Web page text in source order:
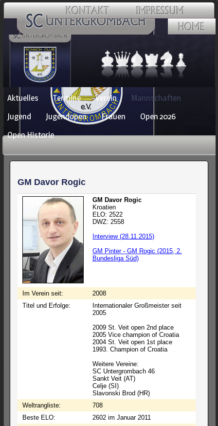
Navigation
überspringen
Aktuelles Termine Verein
Mannschaften
Jugend
Jugendopen Frauen
Open 2026
Open Historie
GM Davor Rogic
GM Davor Rogic
Kroatien
ELO: 2522
DWZ: 2558
Interview (28.11.2015)
GM Pinter - GM Rogic (2015, 2.
Bundesliga Süd)
Im Verein seit:
2008
Titel und Erfolge:
Internationaler Großmeister seit
2005
2009 St. Veit open 2nd place
2005 Vice champion of Croatia
2004 St. Veit open 1st place
1993. Champion of Croatia
Weitere Vereine:
SC Untergrombach 46
Sankt Veit (AT)
Celje (SI)
Slavonski Brod (HR)
Weltrangliste:
708
Beste ELO:
2602 im Januar 2011